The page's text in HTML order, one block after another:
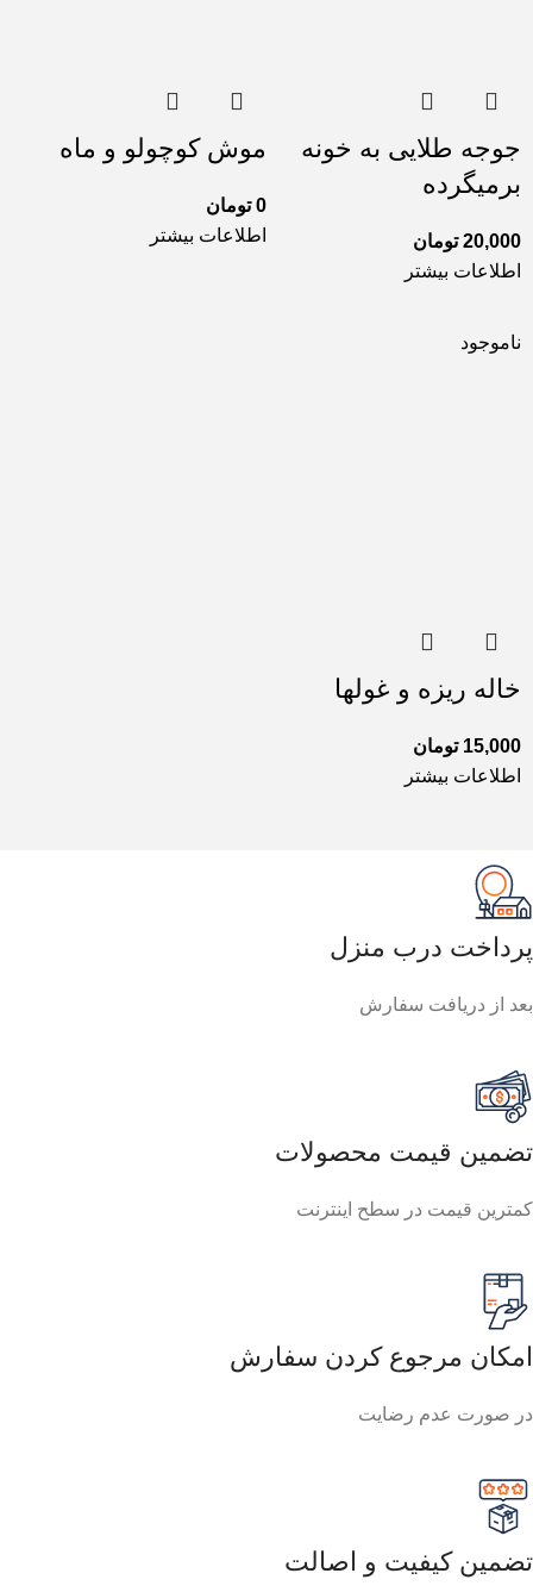
جوجه طلایی به خونه
برمیگرده
20,000 تومان
اطلاعات بیشتر
موش کوچولو و ماه
0 تومان
اطلاعات بیشتر
ناموجود
خاله ریزه و غولها
15,000 تومان
اطلاعات بیشتر
پرداخت درب منزل
بعد از دریافت سفارش
تضمین قیمت محصولات
کمترین قیمت در سطح اینترنت
امکان مرجوع کردن سفارش
در صورت عدم رضایت
تضمین کیفیت و اصالت